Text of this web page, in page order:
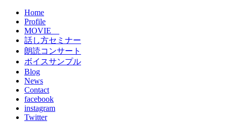
Home
Profile
MOVIE
話し方セミナー
朗読コンサート
ボイスサンプル
Blog
News
Contact
facebook
instagram
Twitter